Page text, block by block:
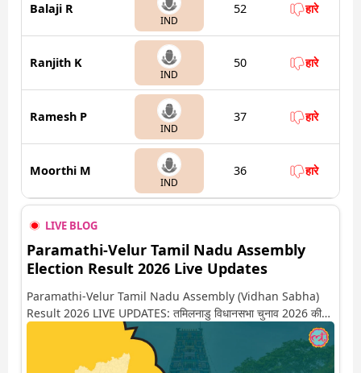
Balaji R
IND
52 हारे
Ranjith K
IND
50 हारे
Ramesh P
IND
37 हारे
Moorthi M
IND
36 हारे
LIVE BLOG
Paramathi-Velur Tamil Nadu Assembly
Election Result 2026 Live Updates
Paramathi-Velur Tamil Nadu Assembly (Vidhan Sabha)
Result 2026 LIVE UPDATES: तमिलनाडु विधानसभा चुनाव 2026 की
गिनती अगले कुछ ही देर में शुरू होने वाली है. यहां देखें परमथी-वेलूर सीट पर
कौन आगे-कौन पीछे से लेकर किस तरफ जा रहें है रुझान. साथ ही पाइए इस सीट
पर हो रही हर एक हलचल की अपडेट वो भी रियल टाइम में